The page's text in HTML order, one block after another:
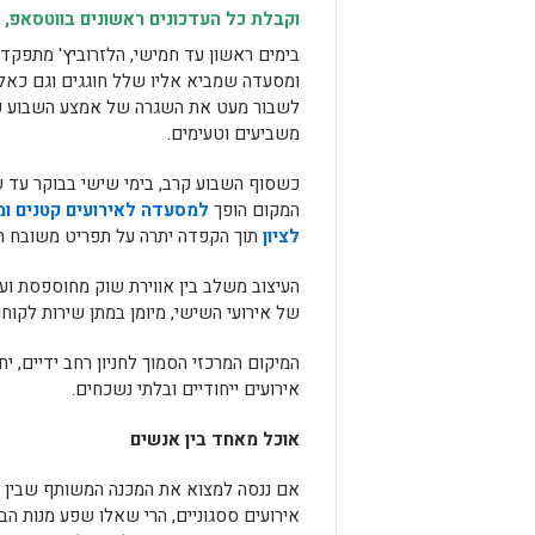
וקבלת כל העדכונים ראשונים
בימים ראשון עד חמישי, הלזרוביץ'
ומסעדה שמביא אליו שלל חוגגים וגם
לשבור מעט את השגרה של אמצע השבוע
משביעים וטעימים.
כשסוף השבוע קרב, בימי שישי בבוקר עד
המקום הופך למסעדה לאירועים קטנים
לציון תוך הקפדה יתרה על תפריט משובח
העיצוב משלב בין אווירת שוק מחוספסת
של אירועי השישי, מיומן במתן שירות
אירועים ייחודיים ובלתי נשכחים.
אוכל מאחד בין אנשים
אם ננסה למצוא את המכנה המשותף שבין
אירועים ססגוניים, הרי שאלו שפע מנות